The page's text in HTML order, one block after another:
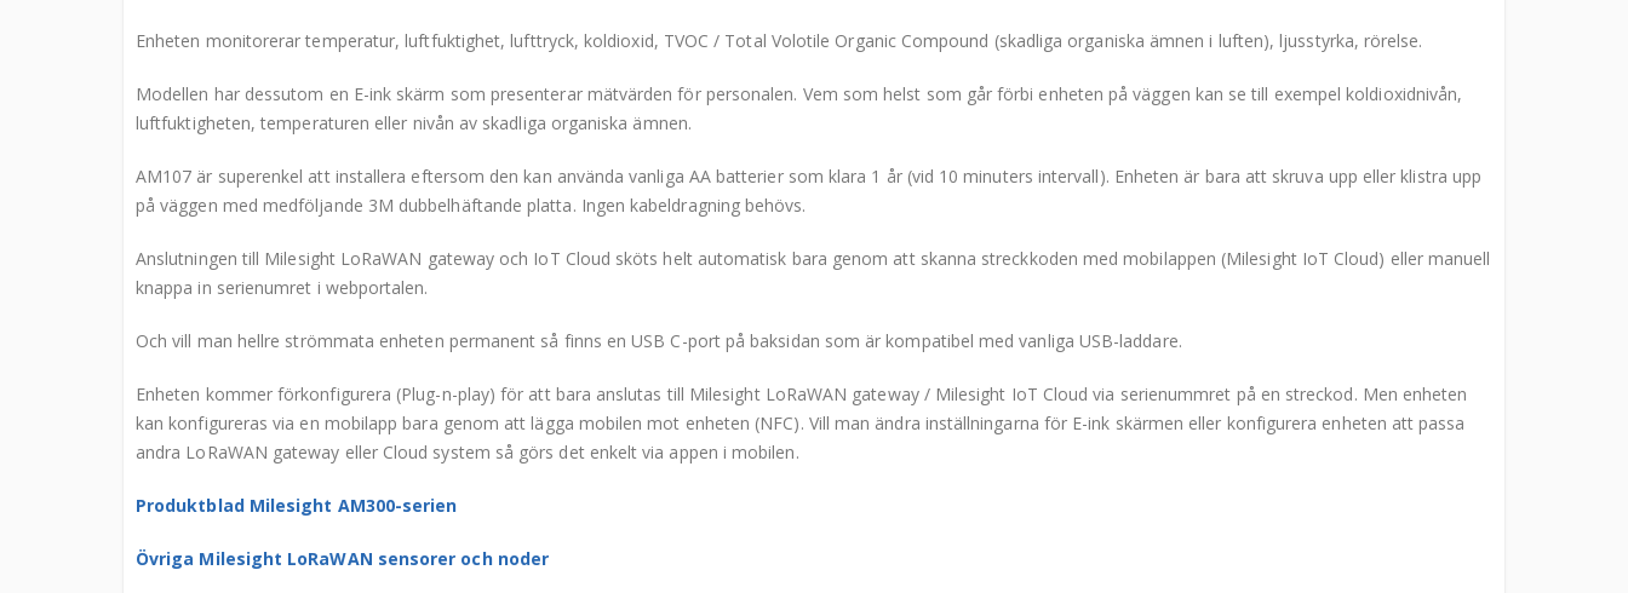
Enheten monitorerar temperatur, luftfuktighet, lufttryck, koldioxid, TVOC / Total Volotile Organic Compound (skadliga organiska ämnen i luften), ljusstyrka, rörelse.
Modellen har dessutom en E-ink skärm som presenterar mätvärden för personalen. Vem som helst som går förbi enheten på väggen kan se till exempel koldioxidnivån,
luftfuktigheten, temperaturen eller nivån av skadliga organiska ämnen.
AM107 är superenkel att installera eftersom den kan använda vanliga AA batterier som klara 1 år (vid 10 minuters intervall). Enheten är bara att skruva upp eller klistra upp
på väggen med medföljande 3M dubbelhäftande platta. Ingen kabeldragning behövs.
Anslutningen till Milesight LoRaWAN gateway och IoT Cloud sköts helt automatisk bara genom att skanna streckkoden med mobilappen (Milesight IoT Cloud) eller manuell
knappa in serienumret i webportalen.
Och vill man hellre strömmata enheten permanent så finns en USB C-port på baksidan som är kompatibel med vanliga USB-laddare.
Enheten kommer förkonfigurera (Plug-n-play) för att bara anslutas till Milesight LoRaWAN gateway / Milesight IoT Cloud via serienummret på en streckod. Men enheten
kan konfigureras via en mobilapp bara genom att lägga mobilen mot enheten (NFC). Vill man ändra inställningarna för E-ink skärmen eller konfigurera enheten att passa
andra LoRaWAN gateway eller Cloud system så görs det enkelt via appen i mobilen.
Produktblad Milesight AM300-serien
Övriga Milesight LoRaWAN sensorer och noder